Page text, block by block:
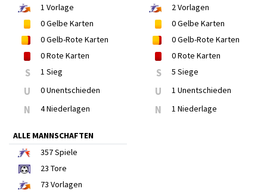
1 Vorlage
0Gelbe Karten
0Gelb-Rote Karten
0Rote Karten
S 1 Sieg
U 0 Unentschieden
N 4 Niederlagen
2Vorlagen
0Gelbe Karten
0Gelb-Rote Karten
0Rote Karten
S 5 Siege
U 1 Unentschieden
N 1 Niederlage
ALLE MANNSCHAFTEN
357Spiele
23 Tore
73 Vorlagen